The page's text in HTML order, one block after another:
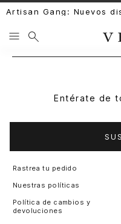
Artisan Gang: Nuevos
Entérate de
Rastrea tu pedido
Nuestras políticas
Política de cambios y
devoluciones